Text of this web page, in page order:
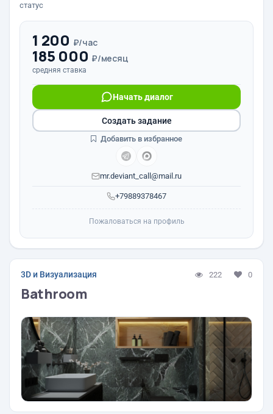
статус
1 200 ₽/час
185 000 ₽/месяц
средняя ставка
+79889378467
Начать диалог
mr.deviant_call@mail.ru
Создать задание
Добавить в избранное
Пожаловаться на профиль
3D и Визуализация 222 0
Bathroom